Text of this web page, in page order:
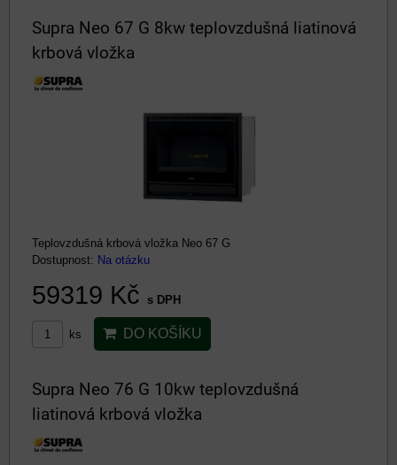
Supra Neo 67 G 8kw teplovzdušná liatinová
krbová vložka
Teplovzdušná krbová vložka Neo 67 G
Dostupnost: Na otázku
59319 Kč s DPH
ks DO KOŠÍKU
Supra Neo 76 G 10kw teplovzdušná
liatinová krbová vložka